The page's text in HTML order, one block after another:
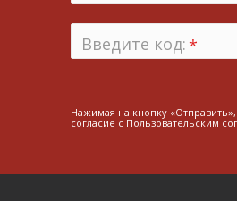
Введите код:*
Нажимая на кнопку
согласие с Пользовательским